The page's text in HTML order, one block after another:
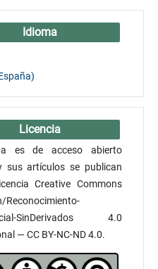
Idioma
Licencia
es de acceso abierto
sus artículos se publican
Creative Commons
Reconocimiento-
SinDerivados 4.0
— CC BY-NC-ND 4.0.